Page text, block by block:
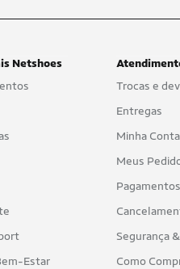
Netshoes
Estar
Trocas e
Entregas
Minha Conta
Meus
Pagamentos
Segurança
Como